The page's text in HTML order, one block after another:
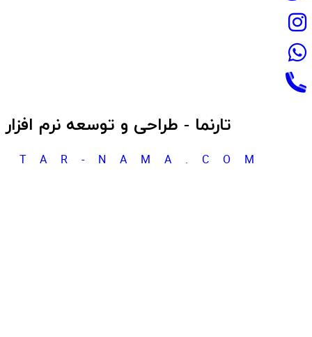
تارنما - طراحی و توسعه نرم افزار
TAR-NAMA.COM